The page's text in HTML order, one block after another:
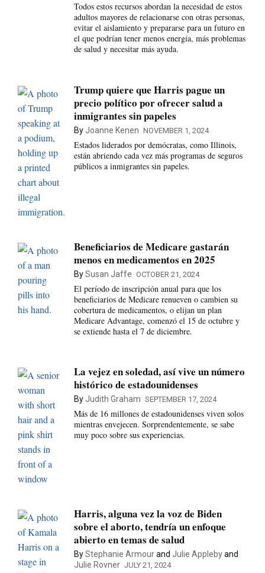
Todos estos recursos abordan la necesidad de estos
adultos mayores de relacionarse con otras personas,
evitar el aislamiento y prepararse para un futuro en
el que podrían tener menos energía, más problemas
de salud y necesitar más ayuda.
Trump quiere que Harris pague un
precio político por ofrecer salud a
inmigrantes sin papeles
ByJoanne Kenen NOVEMBER 1, 2024
Estados liderados por demócratas, como Illinois,
están abriendo cada vez más programas de seguros
públicos a inmigrantes sin papeles.
Beneficiarios de Medicare gastarán
menos en medicamentos en 2025
BySusan Jaffe OCTOBER 21, 2024
El período de inscripción anual para que los
beneficiarios de Medicare renueven o cambien su
cobertura de medicamentos, o elijan un plan
Medicare Advantage, comenzó el 15 de octubre y
se extiende hasta el 7 de diciembre.
La vejez en soledad, así vive un número
histórico de estadounidenses
ByJudith Graham SEPTEMBER 17, 2024
Más de 16 millones de estadounidenses viven solos
mientras envejecen. Sorprendentemente, se sabe
muy poco sobre sus experiencias.
Harris, alguna vez la voz de Biden
sobre el aborto, tendría un enfoque
abierto en temas de salud
ByStephanie Armourand Julie Applebyand
Julie Rovner JULY 21, 2024